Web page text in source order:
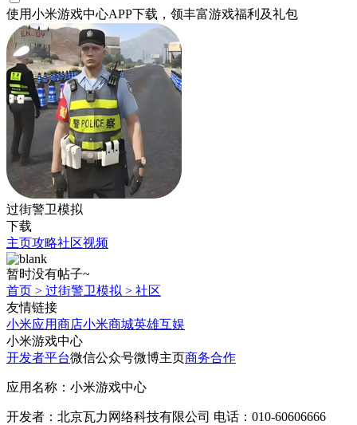
使用小米游戏中心APP下载 ，领丰富游戏福利 及礼包
过街警卫模拟
下载
主页攻略社区视频
暂时没有帖子~
首页 > 过街警卫模拟 > 社区
友情链接
小米应用商店小米商城英雄互娱
小米游戏中心
开发者平台微信公众号微博主页商务合作
应用名称：小米游戏中心
开发者：北京瓦力网络科技有限公司 电话：010-60606666